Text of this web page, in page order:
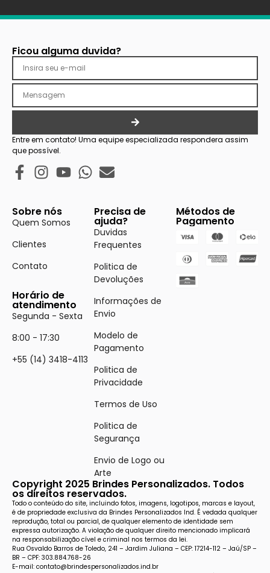
Ficou alguma duvida?
Entre em contato! Uma equipe especializada respondera assim
que possível.
Sobre nós
Quem Somos
Clientes
Contato
Horário de
atendimento
Segunda - Sexta
8:00 - 17:30
+55 (14) 3418-4113
Precisa de
ajuda?
Duvidas
Frequentes
Politica de
Devoluções
Informações de
Envio
Modelo de
Pagamento
Politica de
Privacidade
Termos de Uso
Politica de
Segurança
Envio de Logo ou
Arte
Métodos de
Pagamento
Copyright 2025 Brindes Personalizados. Todos
os direitos reservados.
Todo o conteúdo do site, incluindo fotos, imagens, logotipos, marcas e layout,
é de propriedade exclusiva da Brindes Personalizados Ind. É vedada qualquer
reprodução, total ou parcial, de qualquer elemento de identidade sem
expressa autorização. A violação de qualquer direito mencionado implicará
na responsabilização cível e criminal nos termos da lei.
Rua Osvaldo Barros de Toledo, 241 – Jardim Juliana – CEP: 17214-112 – Jaú/SP –
BR – CPF: 303.884.768-26
E-mail: contato@brindespersonalizados.ind.br